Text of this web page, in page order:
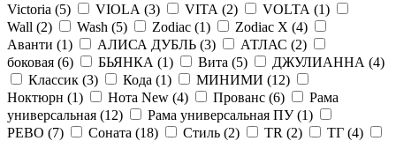
Victoria (5) VIOLA (3) VITA (2) VOLTA (1)
Wall (2) Wash (5) Zodiac (1) Zodiac X (4)
Аванти (1) АЛИСА ДУБЛЬ (3) АТЛАС (2)
боковая (6) БЬЯНКА (1) Вита (5) ДЖУЛИАННА (4)
Классик (3) Кода (1) МИНИМИ (12)
Ноктюрн (1) Нота New (4) Прованс (6)
Рама
универсальная (12) Рама универсальная ПУ (1)
РЕВО (7) Соната (18) Стиль (2) ТR (2) ТГ (4)